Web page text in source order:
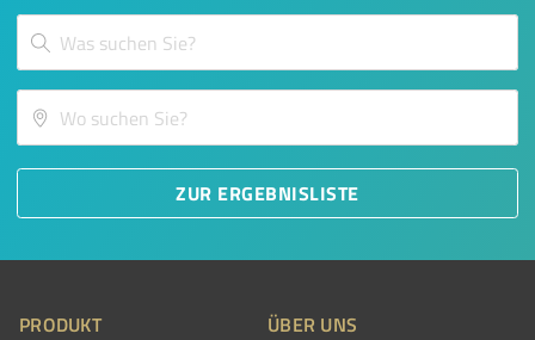
ZUR ERGEBNISLISTE
PRODUKT ÜBER UNS